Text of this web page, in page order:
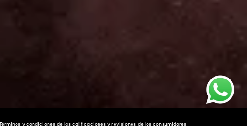
y condiciones de las calificaciones y revisiones de los consumidores